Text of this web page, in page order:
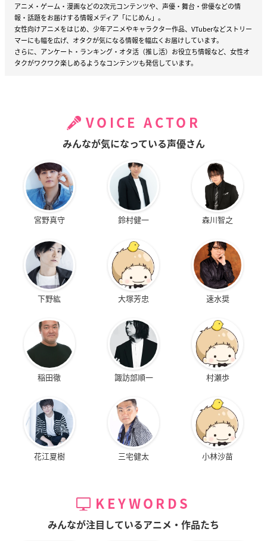
アニメ・ゲーム・漫画などの2次元コンテンツや、声優・舞台・俳優などの情
報・話題をお届けする情報メディア「にじめん」。
女性向けアニメをはじめ、少年アニメやキャラクター作品、VTuberなどストリー
マーにも幅を広げ、オタクが気になる情報を幅広くお届けしています。
さらに、アンケート・ランキング・オタ活（推し活）お役立ち情報など、女性オ
タクがワクワク楽しめるようなコンテンツも発信しています。
VOICE ACTOR
みんなが気になっている声優さん
宮野真守 鈴村健一 森川智之
下野紘 大塚芳忠 速水奨
稲田徹 諏訪部順一 村瀬歩
花江夏樹 三宅健太 小林沙苗
KEYWORDS
みんなが注目しているアニメ・作品たち